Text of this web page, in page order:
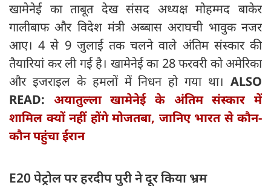
खामेनेई का ताबूत देख संसद अध्यक्ष मोहम्मद बाकेर
गालीबाफ और विदेश मंत्री अब्बास अराघची भावुक नजर
आए। 4 से 9 जुलाई तक चलने वाले अंतिम संस्कार की
तैयारियां कर ली गई है। खामेनेई का 28 फरवरी को अमेरिका
और इजराइल के हमलों में निधन हो गया था। ALSO
READ: अयातुल्ला खामेनेई के अंतिम संस्कार में
शामिल क्यों नहीं होंगे मोजतबा, जानिए भारत से कौन-
कौन पहुंचा ईरान
E20 पेट्रोल पर हरदीप पुरी ने दूर किया भ्रम